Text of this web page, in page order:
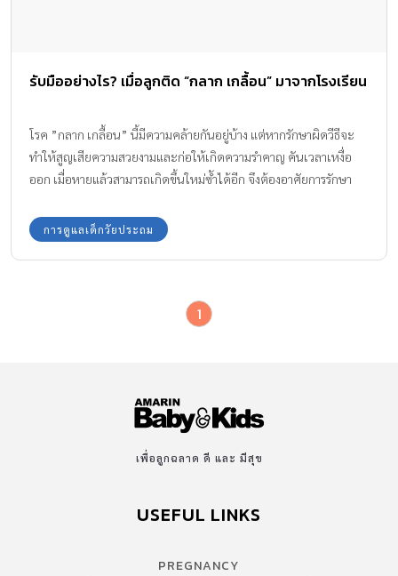
รับมืออย่างไร? เมื่อลูกติด “กลาก เกลื้อน” มาจากโรงเรียน
โรค ”กลาก เกลื้อน” นี้มีความคล้ายกันอยู่บ้าง แต่หากรักษาผิดวีธีจะ
ทำให้สูญเสียความสวยงามและก่อให้เกิดความรำคาญ คันเวลาเหงื่อ
ออก เมื่อหายแล้วสามารถเกิดขึ้นใหม่ซ้ำได้อีก จึงต้องอาศัยการรักษา
การดูแลเด็กวัยประถม
1
เพื่อลูกฉลาด ดี และ มีสุข
USEFUL LINKS
PREGNANCY